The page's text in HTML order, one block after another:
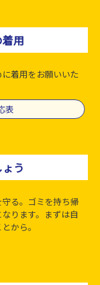
用
着用をお願いいた
表
う
る。ゴミを持ち帰
ります。まずは自
から。